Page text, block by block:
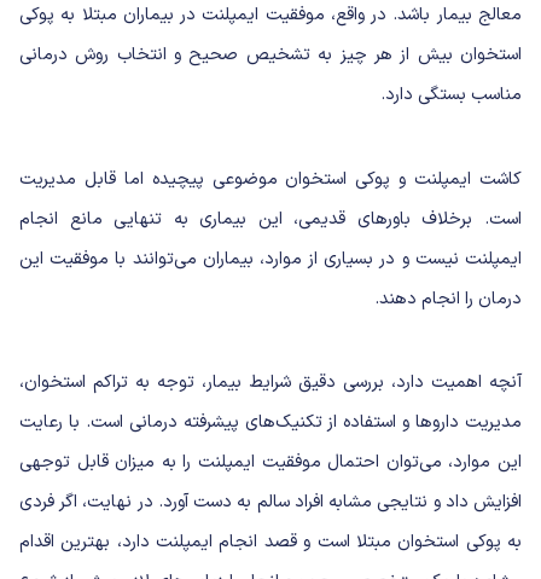
معالج بیمار باشد. در واقع، موفقیت ایمپلنت در بیماران مبتلا به پوکی
استخوان بیش از هر چیز به تشخیص صحیح و انتخاب روش درمانی
مناسب بستگی دارد.
کاشت ایمپلنت و پوکی استخوان موضوعی پیچیده اما قابل مدیریت
است. برخلاف باورهای قدیمی، این بیماری به تنهایی مانع انجام
ایمپلنت نیست و در بسیاری از موارد، بیماران می‌توانند با موفقیت این
درمان را انجام دهند.
آنچه اهمیت دارد، بررسی دقیق شرایط بیمار، توجه به تراکم استخوان،
مدیریت داروها و استفاده از تکنیک‌های پیشرفته درمانی است. با رعایت
این موارد، می‌توان احتمال موفقیت ایمپلنت را به میزان قابل توجهی
افزایش داد و نتایجی مشابه افراد سالم به دست آورد. در نهایت، اگر فردی
به پوکی استخوان مبتلا است و قصد انجام ایمپلنت دارد، بهترین اقدام